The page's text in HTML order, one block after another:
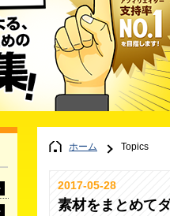
ホーム Topics
2017-05-28
素材をまとめて